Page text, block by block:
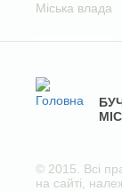
Міська влада
© 2015. Всі
на сайті,